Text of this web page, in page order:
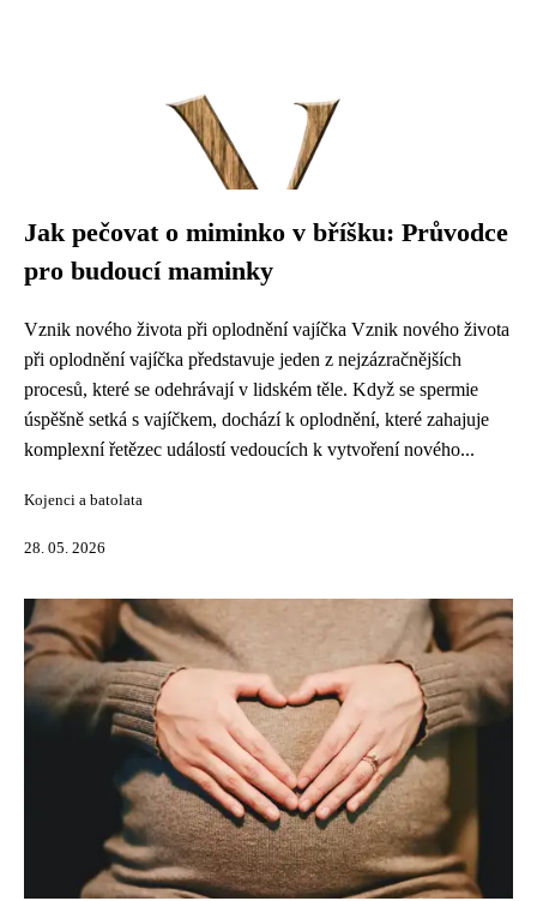
Jak pečovat o miminko v bříšku: Průvodce
pro budoucí maminky
Vznik nového života při oplodnění vajíčka Vznik nového života
při oplodnění vajíčka představuje jeden z nejzázračnějších
procesů, které se odehrávají v lidském těle. Když se spermie
úspěšně setká s vajíčkem, dochází k oplodnění, které zahajuje
komplexní řetězec událostí vedoucích k vytvoření nového...
Kojenci a batolata
28. 05. 2026